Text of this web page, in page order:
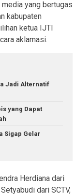
yang bertugas
kabupaten
ketua IJTI
aklamasi.
Jadi Alternatif
yang Dapat
Sigap Gelar
Herdiana dari
dari SCTV,